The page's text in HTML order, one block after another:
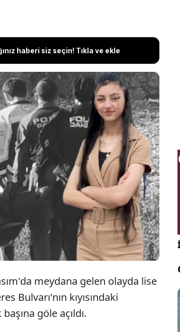
haberi siz seçin! Tıkla ve ekle
açıldığı gölde cansız bedeni
Medine Gezer'in ölmeden önce
yokum' diye mesaj gönderdiği
meydana gelen olayda lise
Bulvarı'nın kıyısındaki
göle açıldı.